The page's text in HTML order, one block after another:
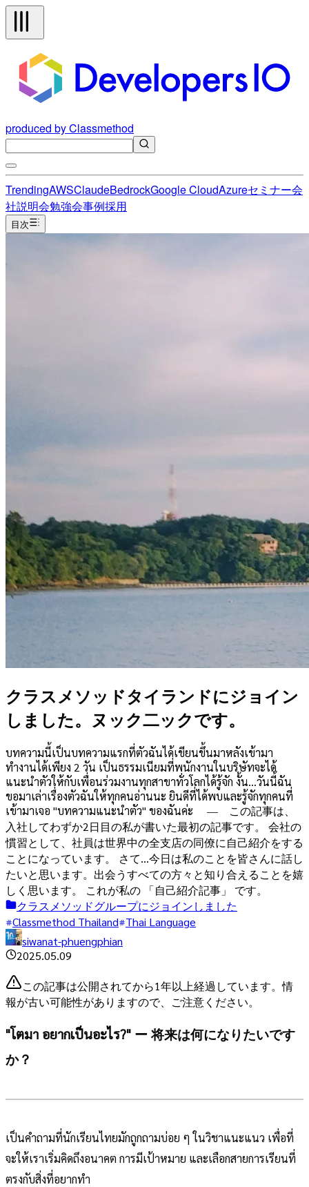
produced by Classmethod
TrendingAWSClaudeBedrockGoogle CloudAzureセミナー会
社説明会勉強会事例採用
目次
クラスメソッドタイランドにジョイン
しました。ヌック二ックです。
บทความนี้เป็นบทความแรกที่ตัวฉันได้เขียนขึ้นมาหลังเข้ามา
ทำงานได้เพียง 2 วัน เป็นธรรมเนียมที่พนักงานในบริษัทจะได้
แนะนำตัวให้กับเพื่อนร่วมงานทุกสาขาทั่วโลกได้รู้จัก งั้น...วันนี้ฉัน
ขอมาเล่าเรื่องตัวฉันให้ทุกคนอ่านนะ ยินดีที่ได้พบและรู้จักทุกคนที่
เข้ามาเจอ "บทความแนะนำตัว" ของฉันค่ะ ― この記事は、
入社してわずか2日目の私が書いた最初の記事です。 会社の
慣習として、社員は世界中の全支店の同僚に自己紹介をする
ことになっています。 さて...今日は私のことを皆さんに話し
たいと思います。出会うすべての方々と知り合えることを嬉
しく思います。 これが私の 「自己紹介記事」 です。
クラスメソッドグループにジョインしました
Classmethod Thailand Thai Language
siwanat-phuengphian
2025.05.09
この記事は公開されてから1年以上経過しています。情
報が古い可能性がありますので、ご注意ください。
"โตมา อยากเป็นอะไร?" ー 将来は何になりたいです
か？
เป็นคำถามที่นักเรียนไทยมักถูกถามบ่อย ๆ ในวิชาแนะแนว เพื่อที่
จะให้เราเริ่มคิดถึงอนาคต การมีเป้าหมาย และเลือกสายการเรียนที่
ตรงกับสิ่งที่อยากทำ